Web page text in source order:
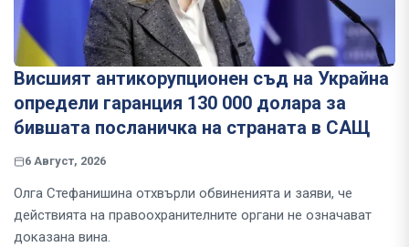
Висшият антикорупционен съд на Украйна
определи гаранция 130 000 долара за
бившата посланичка на страната в САЩ
6 Август, 2026
Олга Стефанишина отхвърли обвиненията и заяви, че
действията на правоохранителните органи не означават
доказана вина.